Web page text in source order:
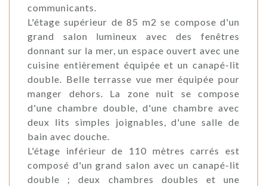
communicants.
L'étage supérieur de 85 m2 se compose d'un
grand salon lumineux avec des fenêtres
donnant sur la mer, un espace ouvert avec une
cuisine entièrement équipée et un canapé-lit
double. Belle terrasse vue mer équipée pour
manger dehors. La zone nuit se compose
d'une chambre double, d'une chambre avec
deux lits simples joignables, d'une salle de
bain avec douche.
L'étage inférieur de 110 mètres carrés est
composé d'un grand salon avec un canapé-lit
double ; deux chambres doubles et une